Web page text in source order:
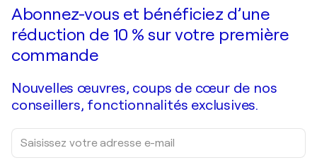
Je passe commande
Abonnez-vous et bénéficiez d’une
réduction de 10 % sur votre première
commande
Nouvelles œuvres, coups de cœur de nos
conseillers, fonctionnalités exclusives.